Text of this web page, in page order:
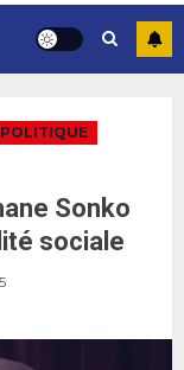
POLITIQUE
Sonko
sociale